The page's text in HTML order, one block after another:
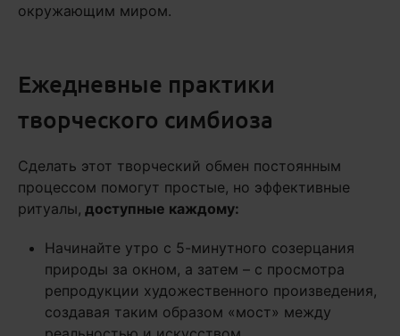
окружающим миром.
Ежедневные практики
творческого симбиоза
Сделать этот творческий обмен постоянным
процессом помогут простые, но эффективные
ритуалы, доступные каждому:
Начинайте утро с 5-минутного созерцания
природы за окном, а затем – с просмотра
репродукции художественного произведения,
создавая таким образом «мост» между